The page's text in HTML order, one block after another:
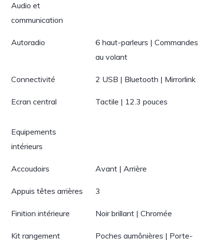
Audio et
communication
Autoradio
6 haut-parleurs | Commandes
au volant
Connectivité 2 USB | Bluetooth | Mirrorlink
Ecran central Tactile | 12.3 pouces
Equipements
intérieurs
Accoudoirs Avant | Arrière
Appuis têtes arrières 3
Finition intérieure Noir brillant | Chromée
Kit rangement Poches aumônières | Porte-